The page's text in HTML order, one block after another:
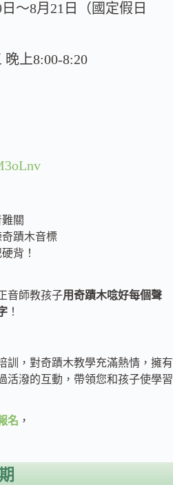
～8月21日（國定假日
上8:00-8:20
關
蹟木音標
背！
音師教孩子用奇蹟木唸好每個聲
！
訓，對奇蹟木教學充滿熱情，擁有
活潑的互動，帶領您和孩子使學習
名 ，